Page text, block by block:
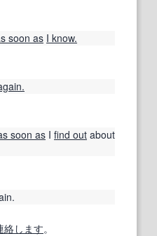
soon as I know.
soon as I find out about
絡します。